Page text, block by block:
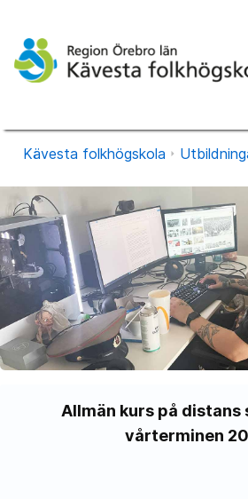
Kävesta folkhögskola
Allmän kurs på
vårterminen